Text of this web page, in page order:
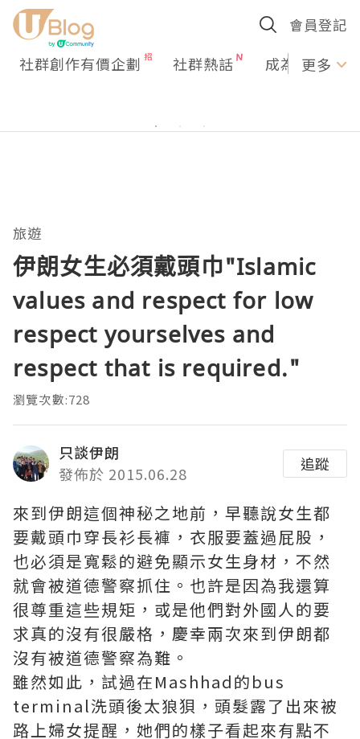
會員登記
社群創作有價企劃 社群熱話 成為U更多
旅遊
伊朗女生必須戴頭巾"Islamic
values and respect for low
respect yourselves and
respect that is required."
瀏覽次數:728
只談伊朗
發佈於 2015.06.28
追蹤
來到伊朗這個神秘之地前，早聽說女生都
要戴頭巾穿長衫長褲，衣服要蓋過屁股，
也必須是寬鬆的避免顯示女生身材，不然
就會被道德警察抓住。也許是因為我還算
很尊重這些規矩，或是他們對外國人的要
求真的沒有很嚴格，慶幸兩次來到伊朗都
沒有被道德警察為難。
雖然如此，試過在Mashhad的bus
terminal洗頭後太狼狽，頭髮露了出來被
路上婦女提醒，她們的樣子看起來有點不